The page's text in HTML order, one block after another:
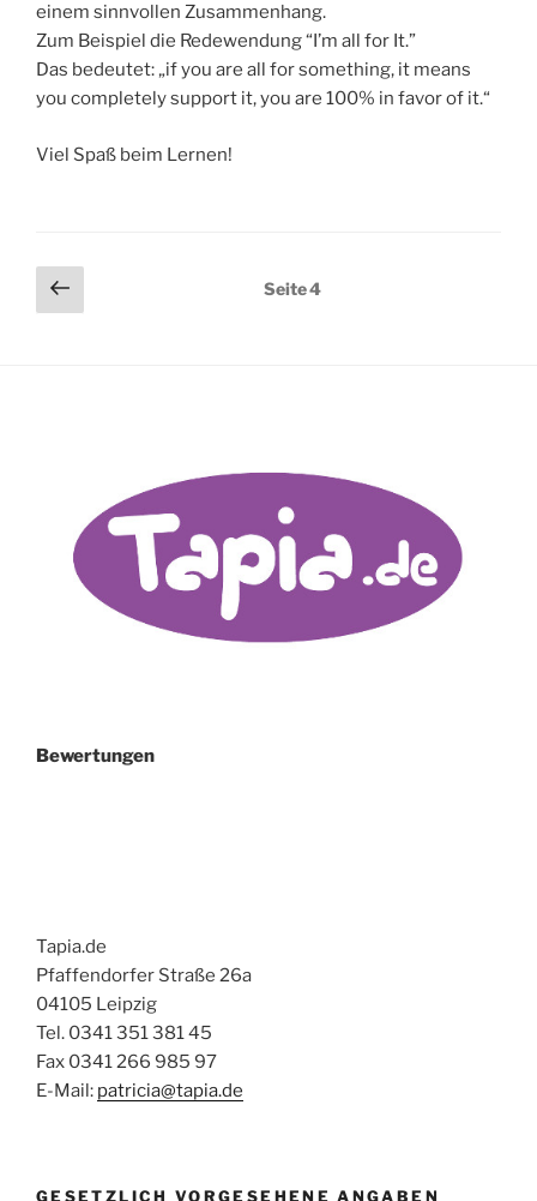
einem sinnvollen Zusammenhang.
Zum Beispiel die Redewendung “I’m all for It.”
Das bedeutet: „if you are all for something, it means
you completely support it, you are 100% in favor of it.“
Viel Spaß beim Lernen!
Seitennummerierung
der
Vorherige
Seite
Seite4
Bewertungen
Tapia.de
Pfaffendorfer Straße 26a
04105 Leipzig
Tel. 0341 351 381 45
Fax 0341 266 985 97
E-Mail: patricia@tapia.de
GESETZLICH VORGESEHENE ANGABEN